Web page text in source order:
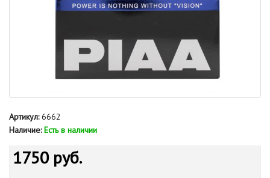
Артикул:6662
Наличие: Есть в наличии
1750 руб.